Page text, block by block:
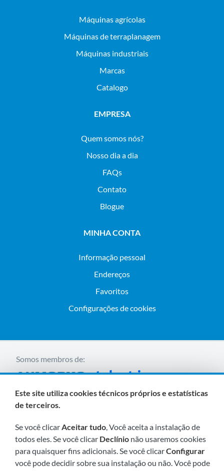
máquinas agrícolas
máquinas de terraplanagem
máquinas industriais
Marcas
Catalogo
EMPRESA
Quem somos nós?
Nosso dia a dia
FAQs
Contato
Blogue
MINHA CONTA
Informação pessoal
Endereços
Favoritos
Configurações de cookies
Somos membros de:
Visite-nos em breve em:
Este site utiliza cookies técnicos próprios e estatísticas
de terceiros.
Se você clicarAceitar tudo, Você aceita a instalação de
todos eles. Se você clicar Declínio não usaremos cookies
para quaisquer fins adicionais. Se você clicarConfigurar
você pode decidir sobre sua instalação ou não. Você pode